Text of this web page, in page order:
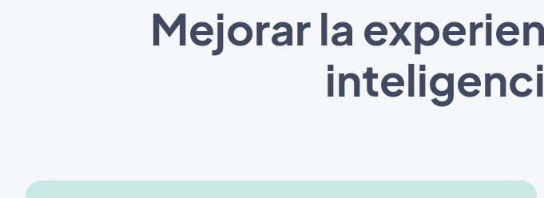
Mejorar la